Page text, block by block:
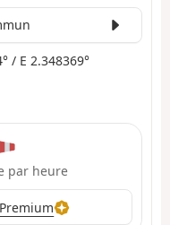
/ E 2.348369°
par heure